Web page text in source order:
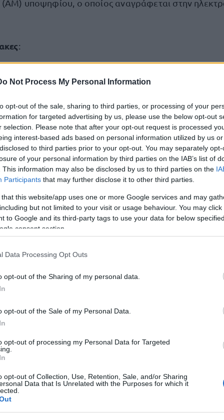
Not Process My Personal Information
opt-out of the sale, sharing to third parties, or processing of your
for targeted advertising by us, please use the below opt-out
selection. Please note that after your opt-out request is processed
interest-based ads based on personal information utilized by us
to third parties prior to your opt-out. You may separately
of your personal information by third parties on the IAB’s list of
This information may also be disclosed by us to third parties on the
Participants that may further disclose it to other third parties.
that this website/app uses one or more Google services and may
but not limited to your visit or usage behaviour. You may
to Google and its third-party tags to use your data for below
consent section.
Data Processing Opt Outs
opt-out of the Sharing of my personal data.
opt-out of the Sale of my Personal Data.
opt-out of processing my Personal Data for Targeted
opt-out of Collection, Use, Retention, Sale, and/or Sharing
Data that Is Unrelated with the Purposes for which it
υποψηφίου, ο οποίος αναγράφεται στην
:
ΠΙΝΑΚΑΣ ΚΑΤΑΤΑΞΗΣ ΥΠΟΨΗΦΙΩΝ
ΤΟΥ ΑΡΙΘΜΟΥ ΘΕΣΕΩΝ ΠΟΥ ΠΡΟΚΗΡΥΧΘΗΚΑΝ
ΠΙΝΑΚΑΣ ΚΑΤΑΤΑΞΗΣ ΤΟΥ ΣΥΝΟΛΙΚΟΥ
ΠΕ, ΜΕ ΕΜΠΕΙΡΙΑ
ΑΠΟΡΡΙΠΤΕΩΝ ΥΠΟΨΗΦΙΩΝ ΚΑΤΗΓΟΡΙΑΣ ΠΕ
Αγγλικών σε μόνο 2 ημέρες στα
η πιο Εύκολη Πιστοποίηση
όλες τις σημαντικές ειδήσεις.
proson.gr στα αποτελέσματα αναζήτησης